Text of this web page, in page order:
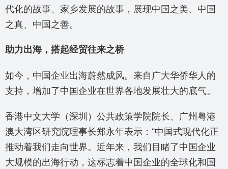
代化的故事、家乡发展的故事，展现中国之美、中国
之真、中国之善。
助力出海，搭起经贸往来之桥
如今，中国企业出海蔚然成风。来自广大华侨华人的
支持，增加了中国企业在世界各地发展壮大的底气。
香港中文大学（深圳）公共政策学院院长、广州粤港
澳大湾区研究院理事长郑永年表示：“中国式现代化正
推动着我们走向世界。近年来，我们目睹了中国企业
大规模的出海行动，这标志着中国企业的全球化和国